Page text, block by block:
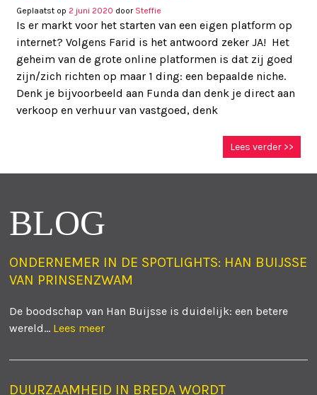
Geplaatst op 2 juni 2020 door Steffie
Is er markt voor het starten van een eigen platform op
internet? Volgens Farid is het antwoord zeker JA! Het
geheim van de grote online platformen is dat zij goed
zijn/zich richten op maar 1 ding: een bepaalde niche.
Denk je bijvoorbeeld aan Funda dan denk je direct aan
verkoop en verhuur van vastgoed, denk
Lees verder >>
BLOG
ONDERNEMER IN DE SPOTLIGHTS: HAN BUIJSSE
VAN PRINSENZWAM
De boodschap van Han Buijsse is duidelijk: een betere
wereld... Lees meer
DUURZAAMHEID IN BREDA WORDT